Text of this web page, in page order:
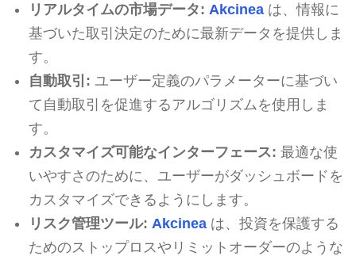
リアルタイムの市場データ: Akcineaは、情報に
基づいた取引決定のために最新データを提供しま
す。
自動取引: ユーザー定義のパラメーターに基づい
て自動取引を促進するアルゴリズムを使用しま
す。
カスタマイズ可能なインターフェース: 最適な使
いやすさのために、ユーザーがダッシュボードを
カスタマイズできるようにします。
リスク管理ツール: Akcineaは、投資を保護する
ためのストップロスやリミットオーダーのような